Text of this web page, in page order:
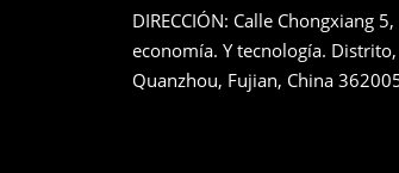
DIRECCIÓN: Calle Chongxiang 5,
economía. Y tecnología. Distrito,
Quanzhou, Fujian, China